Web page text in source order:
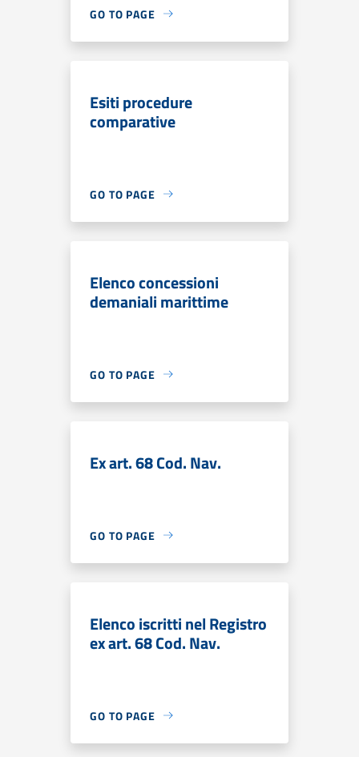
GO TO PAGE
Esiti procedure
comparative
GO TO PAGE
Elenco concessioni
demaniali marittime
GO TO PAGE
Ex art. 68 Cod. Nav.
GO TO PAGE
Elenco iscritti nel Registro
ex art. 68 Cod. Nav.
GO TO PAGE